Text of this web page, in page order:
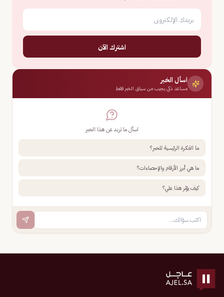
اشترك الآن
اسأل الخبر
مساعد ذكي يجيب من سياق الخبر فقط
اسأل ما تريد عن هذا الخبر
ما الفكرة الرئيسية للخبر؟
ما هي أبرز الأرقام والإحصاءات؟
كيف يؤثر هذا علي؟